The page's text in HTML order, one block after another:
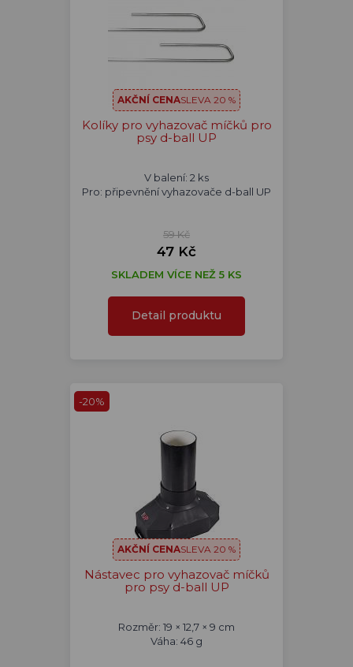
AKČNÍ CENASLEVA 20 %
Kolíky pro vyhazovač míčků pro
psy d-ball UP
V balení: 2 ks
Pro: připevnění vyhazovače d-ball UP
59 Kč
47 Kč
SKLADEM VÍCE NEŽ 5 KS
Detail produktu
-20%
AKČNÍ CENASLEVA 20 %
Nástavec pro vyhazovač míčků
pro psy d-ball UP
Rozměr: 19 × 12,7 × 9 cm
Váha: 46 g